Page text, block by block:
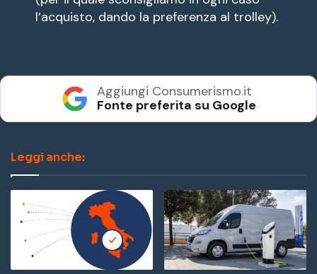
l’acquisto, dando la preferenza al trolley).
Aggiungi Consumerismo.it
Fonte preferita su Google
Leggi anche: